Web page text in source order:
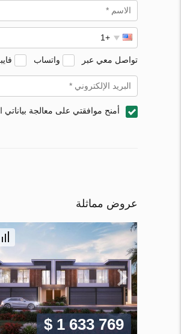
تواصل معي عبر واتساب
أمنح موافقتي على معالجة
عروض مماثلة
$ 1 633 769